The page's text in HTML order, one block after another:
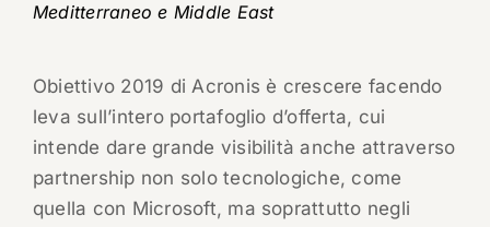
Meditterraneo e Middle East
Obiettivo 2019 di Acronis è crescere facendo
leva sull’intero portafoglio d’offerta, cui
intende dare grande visibilità anche attraverso
partnership non solo tecnologiche, come
quella con Microsoft, ma soprattutto negli